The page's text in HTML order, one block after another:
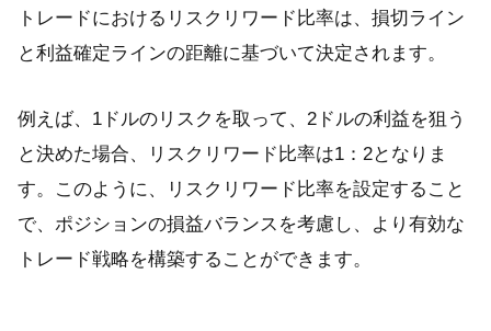
トレードにおけるリスクリワード比率は、損切ライン
と利益確定ラインの距離に基づいて決定されます。
例えば、1ドルのリスクを取って、2ドルの利益を狙う
と決めた場合、リスクリワード比率は1：2となりま
す。このように、リスクリワード比率を設定すること
で、ポジションの損益バランスを考慮し、より有効な
トレード戦略を構築することができます。